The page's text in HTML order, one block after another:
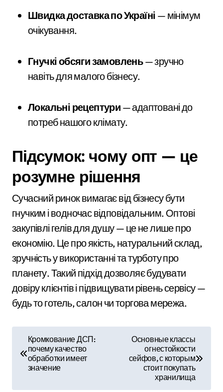
Швидка доставка по Україні — мінімум
очікування.
Гнучкі обсяги замовлень— зручно
навіть для малого бізнесу.
Локальні рецептури — адаптовані до
потреб нашого клімату.
Підсумок: чому опт — це
розумне рішення
Сучасний ринок вимагає від бізнесу бути
гнучким і водночас відповідальним. Оптові
закупівлі гелів для душу — це не лише про
економію. Це про якість, натуральний склад,
зручність у використанні та турботу про
планету. Такий підхід дозволяє будувати
довіру клієнтів і підвищувати рівень сервісу —
будь то готель, салон чи торгова мережа.
Кромкование ДСП:
почему качество
обработки имеет
значение
Основные классы
огнестойкости
сейфов, с которым
стоит покупать
хранилища